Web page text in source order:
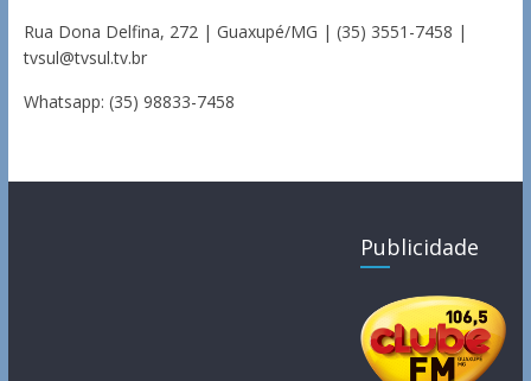
Rua Dona Delfina, 272 | Guaxupé/MG | (35) 3551-7458 |
tvsul@tvsul.tv.br
Whatsapp: (35) 98833-7458
Publicidade